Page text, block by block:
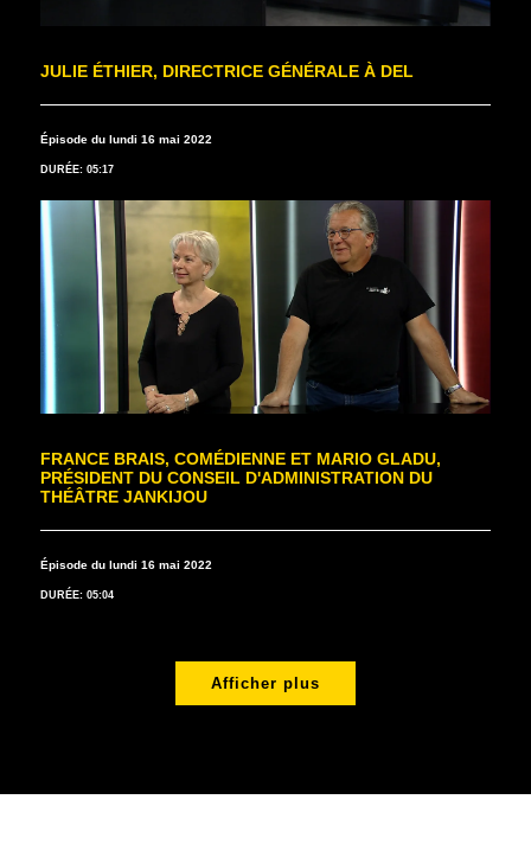
JULIE ÉTHIER, DIRECTRICE GÉNÉRALE À DEL
Épisode du lundi 16 mai 2022
DURÉE: 05:17
FRANCE BRAIS, COMÉDIENNE ET MARIO GLADU,
PRÉSIDENT DU CONSEIL D'ADMINISTRATION DU
THÉÂTRE JANKIJOU
Épisode du lundi 16 mai 2022
DURÉE: 05:04
Afficher plus